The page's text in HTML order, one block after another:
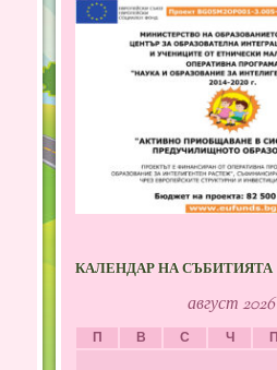
КАЛЕНДАР НА СЪБИТИЯТА
август 2026
П В С Ч П